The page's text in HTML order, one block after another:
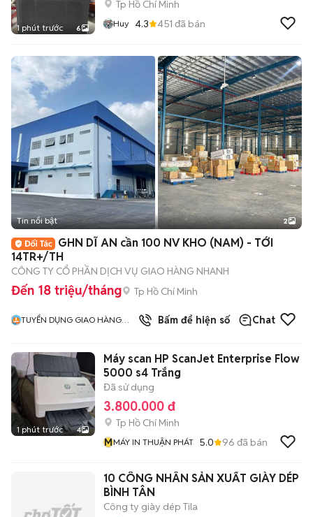
1 phút trước 6
Tp Hồ Chí Minh
Huy 4.3 451 đã bán
Tin nổi bật 2
GHN DĨ AN cần 100 NV KHO (NAM) - TỚI
14TR+/TH
CÔNG TY CỔ PHẦN DỊCH VỤ GIAO HÀNG NHANH
Đến 18 triệu/tháng Tp Hồ Chí Minh
TUYỂN DỤNG GIAO HÀNG
Bấm để hiện số Chat
1 phút trước 4
Máy scan HP ScanJet Enterprise Flow
5000 s4 Trắng
Đã sử dụng
3.800.000 đ
Tp Hồ Chí Minh
MMÁY IN THUẬN PHÁT 5.0 96 đã bán
10 CÔNG NHÂN SẢN XUẤT GIÀY DÉP
BÌNH TÂN
Công ty giày dép Tila